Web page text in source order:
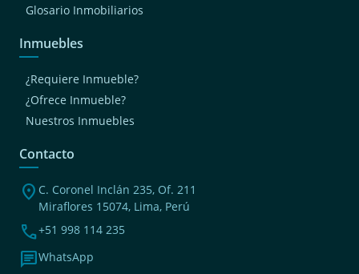
Glosario Inmobiliarios
Inmuebles
¿Requiere Inmueble?
¿Ofrece Inmueble?
Nuestros Inmuebles
Contacto
location_on C. Coronel Inclán 235, Of. 211
Miraflores 15074, Lima, Perú
phone+51 998 114 235
chatWhatsApp